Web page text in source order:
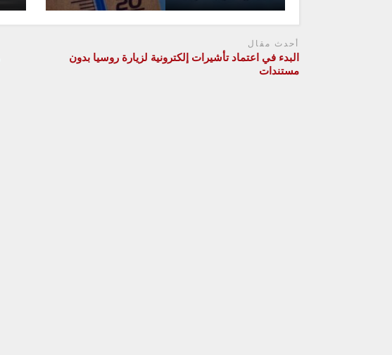
أحدث مقال
البدء في اعتماد تأشيرات إلكترونية لزيارة روسيا بدون
مستندات